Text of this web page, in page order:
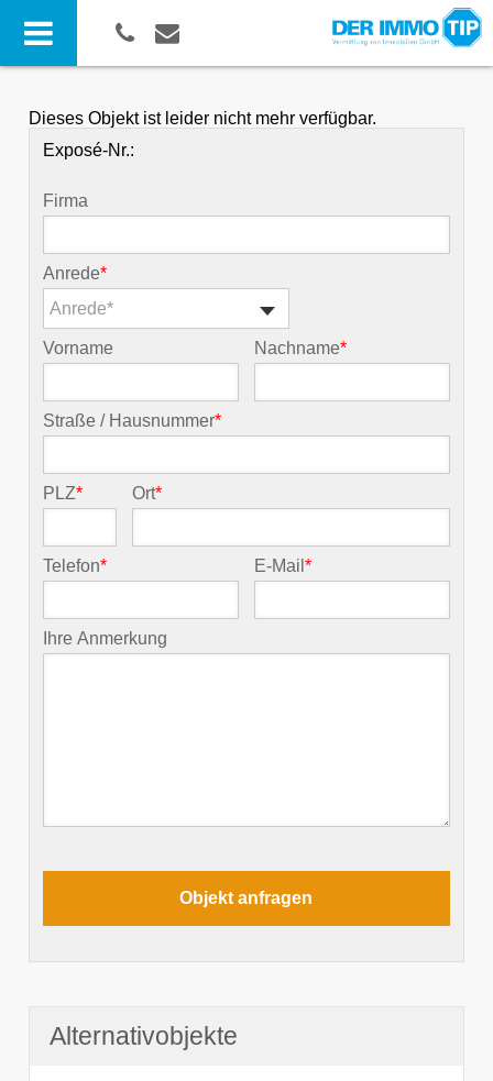
Dieses Objekt ist leider nicht mehr verfügbar.
Exposé-Nr.:
Firma
Anrede*
Anrede*
Vorname Nachname*
Straße / Hausnummer*
PLZ* Ort*
Telefon* E-Mail*
Ihre Anmerkung
Alternativobjekte